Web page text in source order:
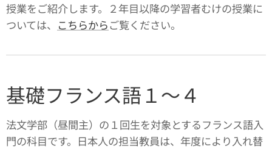
授業をご紹介します。２年目以降の学習者むけの授業に
ついては、 こちらからご覧ください。
基礎フランス語１〜４
法文学部（昼間主）の１回生を対象とするフランス語入
門の科目です。日本人の担当教員は、年度により入れ替